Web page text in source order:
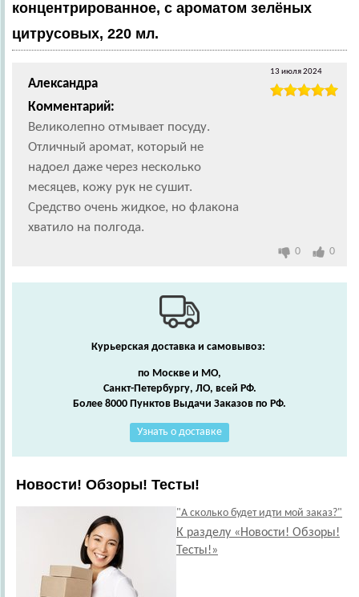
концентрированное, с ароматом зелёных
цитрусовых, 220 мл.
Александра
Комментарий:
Великолепно отмывает посуду.
Отличный аромат, который не
надоел даже через несколько
месяцев, кожу рук не сушит.
Средство очень жидкое, но флакона
хватило на полгода.
13 июля 2024
0 0
Курьерская доставка и самовывоз:
по Москве и МО,
Санкт-Петербургу, ЛО, всей РФ.
Более 8000 Пунктов Выдачи Заказов по РФ.
Узнать о доставке
Новости! Обзоры! Тесты!
"А сколько будет идти мой заказ?"
К разделу «Новости! Обзоры!
Тесты!»